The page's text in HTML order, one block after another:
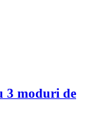
3 moduri de